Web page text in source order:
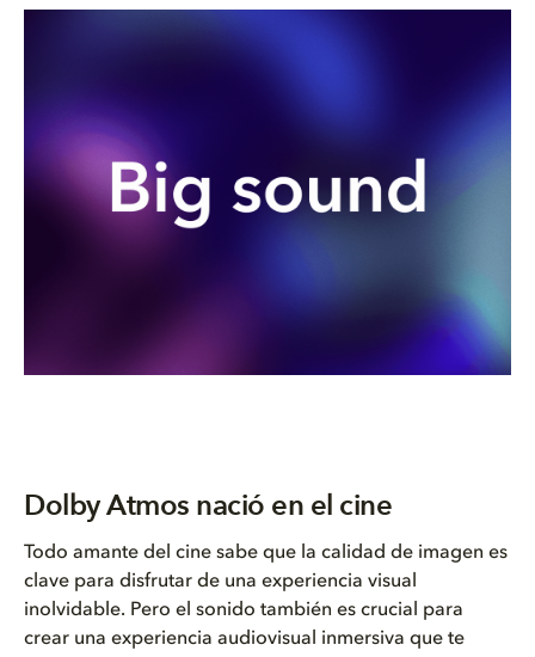
Dolby Atmos también en tus dis...
¿Dónde encontrar contenido en ...
Dolby Atmos nació en el cine
Todo amante del cine sabe que la calidad de imagen es
clave para disfrutar de una experiencia visual
inolvidable. Pero el sonido también es crucial para
crear una experiencia audiovisual inmersiva que te